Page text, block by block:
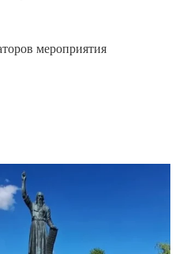
мероприятия